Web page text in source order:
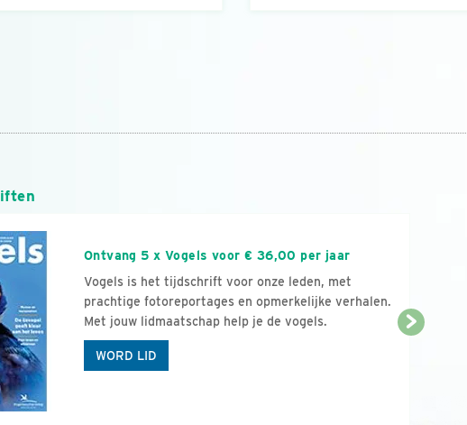
Ontvang 5 x Vogels voor € 36,00 per jaar
Vogels is het tijdschrift voor onze leden, met
prachtige fotoreportages en opmerkelijke verhalen.
Met jouw lidmaatschap help je de vogels.
WORD LID